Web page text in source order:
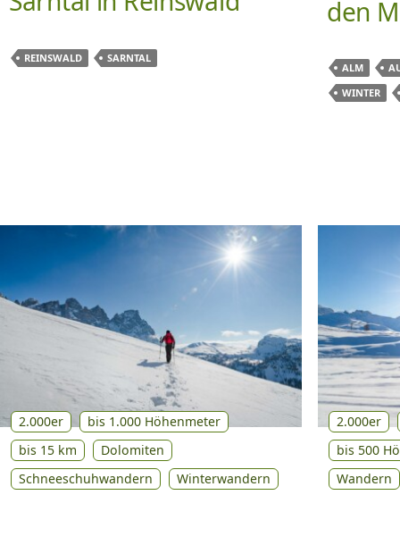
REINSWALD SARNTAL
den
ALM
WINTER
2.000er
bis 1.000 Höhenmeter
bis 15 km
Dolomiten
Schneeschuhwandern
Winterwandern
2.000er
bis 500
Wandern